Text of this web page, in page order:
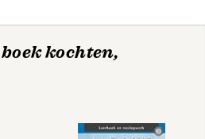
AutoCAD 2021 -
kochten,